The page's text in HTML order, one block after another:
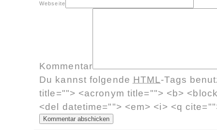
Webseite
Kommentar
Du kannst folgende HTML-Tags
title=""> <acronym title=""> <b>
<del datetime=""> <em> <i> <q